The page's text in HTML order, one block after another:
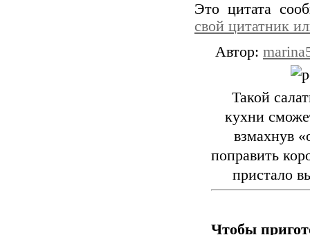
Это цитата
свой цитатник
Автор:
Такой
кухни
взмахнув
поправить
пристало
Чтобы